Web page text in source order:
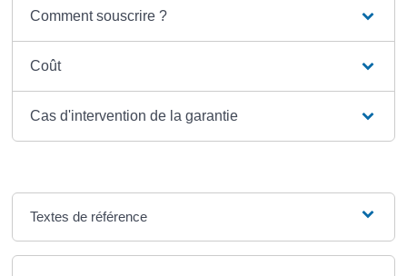
Comment souscrire ?
Coût
Cas d'intervention de la garantie
Textes de référence